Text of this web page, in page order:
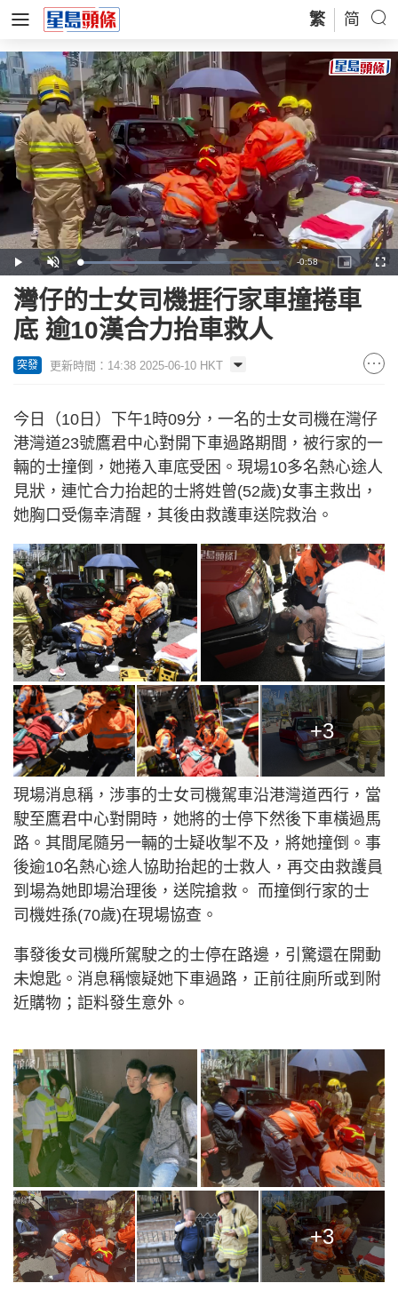
繁 简
Play Unmute Loaded:
56.43%
Remaining
Time
-0:58
Picture-
in-
灣仔的士女司機捱行家車撞捲車
底 逾10漢合力抬車救人
突發 更新時間：14:38 2025-06-10 HKT
今日（10日）下午1時09分，一名的士女司機在灣仔
港灣道23號鷹君中心對開下車過路期間，被行家的一
輛的士撞倒，她捲入車底受困。現場10多名熱心途人
見狀，連忙合力抬起的士將姓曾(52歲)女事主救出，
她胸口受傷幸清醒，其後由救護車送院救治。
+3
現場消息稱，涉事的士女司機駕車沿港灣道西行，當
駛至鷹君中心對開時，她將的士停下然後下車橫過馬
路。其間尾隨另一輛的士疑收掣不及，將她撞倒。事
後逾10名熱心途人協助抬起的士救人，再交由救護員
到場為她即場治理後，送院搶救。 而撞倒行家的士
司機姓孫(70歲)在現場協查。
事發後女司機所駕駛之的士停在路邊，引驚還在開動
未熄匙。消息稱懷疑她下車過路，正前往廁所或到附
近購物；詎料發生意外。
+3